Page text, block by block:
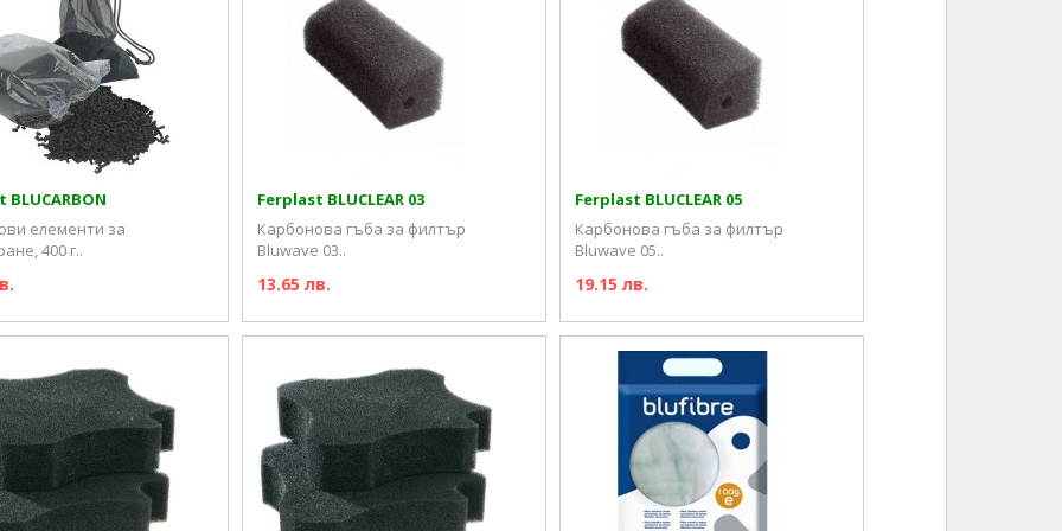
елементи за
400 г..
Ferplast BLUCLEAR 03
Карбонова гъба за филтър
Bluwave 03..
13.65 лв.
Ferplast BLUCLEAR 05
Карбонова гъба за филтър
Bluwave 05..
19.15 лв.